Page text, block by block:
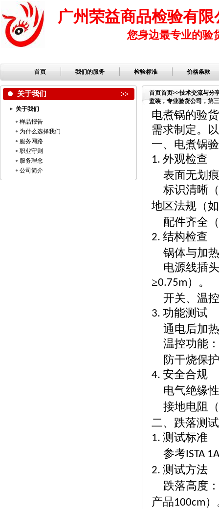
广州荣益商品检验有限
您身边最专业的验
首页 我们的服务 检验标准 价格条款
关于我们
关于我们
样品报告
为什么选择我们
服务网路
职业守则
服务理念
公司简介
首页首页>>技术交流与分
监装，专业验货公司，第
公司，服装检品，鞋子检
电煮锅的验
需求制定。
一、电煮锅
1. 外观检查
表面无划
标识清晰
地区法规（如
配件齐全
2. 结构检查
锅体与加
电源线插
≥0.75m）。
开关、温
3. 功能测试
通电后加
温控功能
防干烧保
4. 安全合规
电气绝缘
接地电阻
二、跌落测
1. 测试标准
参考ISTA 1A
2. 测试方法
跌落高度
产品100cm